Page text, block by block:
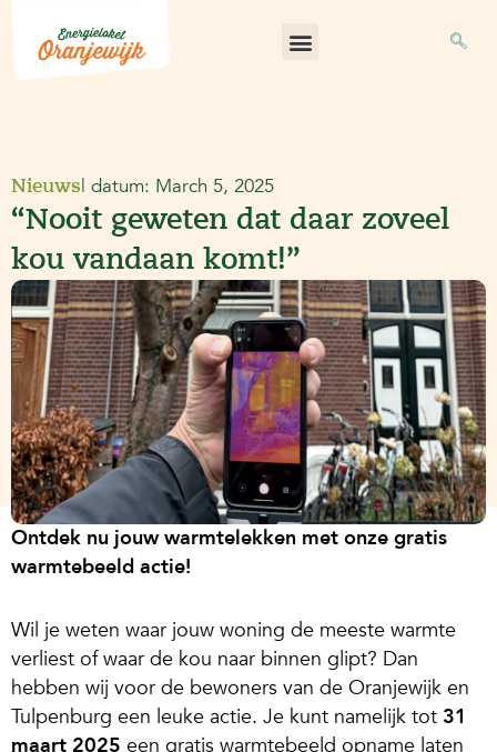
content
Nieuws| datum: March 5, 2025
“Nooit geweten dat daar zoveel
kou vandaan komt!”
Ontdek nu jouw warmtelekken met onze gratis
warmtebeeld actie!
Wil je weten waar jouw woning de meeste warmte
verliest of waar de kou naar binnen glipt? Dan
hebben wij voor de bewoners van de Oranjewijk en
Tulpenburg een leuke actie. Je kunt namelijk tot 31
maart 2025 een gratis warmtebeeld opname laten